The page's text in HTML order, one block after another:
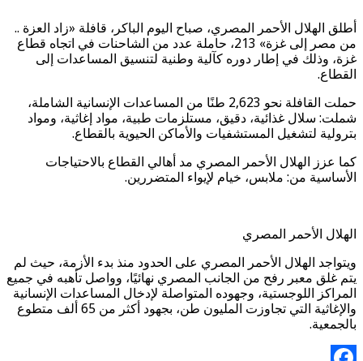
أطلق الهلال الأحمر المصري، صباح اليوم الباكر، قافلة «زاد العزة ..
من مصر إلى غزة» 213، حاملة عدد من الشاحنات في اتجاه قطاع
غزة، وذلك في إطار دوره كآلية وطنية لتنسيق المساعدات إلى
القطاع.
حملت القافلة نحو 2,623 طنًا من المساعدات الإنسانية الشاملة،
شملت: سلال غذائية، دقيق، مستلزمات طبية، مواد إغاثية، ومواد
بترولية لتشغيل المستشفيات والأماكن الحيوية بالقطاع.
كما عزز الهلال الأحمر المصري مد أهالي القطاع بالاحتياجات
الأساسية من: ملابس، خيام لإيواء المتضررين.
الهلال الأحمر المصري
ويتواجد الهلال الأحمر المصري على الحدود منذ بدء الأزمة، حيث لم
يتم غلق معبر رفح من الجانب المصري نهائيًا، وواصل تأهبه في جميع
المراكز اللوجستية، وجهوده المتواصلة لإدخال المساعدات الإنسانية
والإغاثية التي تجاوزت المليون طن، بجهود أكثر من 65 ألف متطوع
بالجمعية.